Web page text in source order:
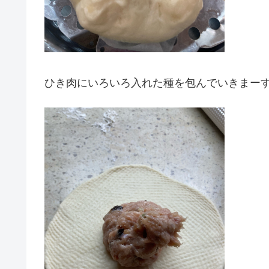
ひき肉にいろいろ入れた種を包んでいきまー